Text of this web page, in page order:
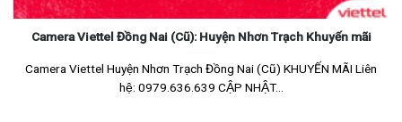
Camera Viettel Đồng Nai (Cũ): Huyện Nhơn Trạch Khuyến mãi
Camera Viettel Huyện Nhơn Trạch Đồng Nai (Cũ) KHUYẾN MÃI Liên
hệ: 0979.636.639 CẬP NHẬT...